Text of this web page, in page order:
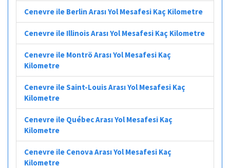
Cenevre ile Berlin Arası Yol Mesafesi Kaç Kilometre
Cenevre ile Illinois Arası Yol Mesafesi Kaç Kilometre
Cenevre ile Montrö Arası Yol Mesafesi Kaç
Kilometre
Cenevre ile Saint-Louis Arası Yol Mesafesi Kaç
Kilometre
Cenevre ile Québec Arası Yol Mesafesi Kaç
Kilometre
Cenevre ile Cenova Arası Yol Mesafesi Kaç
Kilometre